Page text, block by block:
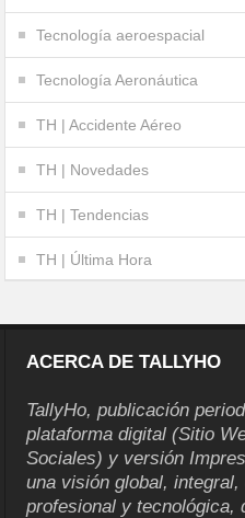
Tecnología aeroespacial
Tecnología Aeronáutica
TH | Accidente Aéreo
TH | Novedades
TH | Tendencias
TH | Última Hora
ACERCA DE TALLYHO
TallyHo, publicación
plataforma digital (Sitio
Sociales) y versión
una visión global,
profesional y tecnológica,